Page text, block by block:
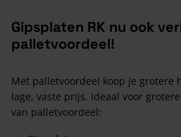
Gipsplaten RK nu ook
palletvoordeel!
Met palletvoordeel koop je grotere
lage, vaste prijs. Ideaal voor
van palletvoordeel: